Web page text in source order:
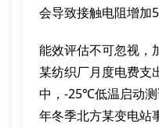
会导致接触电阻增加
能效评估不可忽视，
某纺织厂月度电费支
中，-25℃低温启动
年冬季北方某变电站